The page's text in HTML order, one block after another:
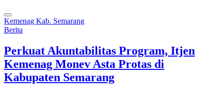
Kemenag Kab. Semarang
Berita
Perkuat Akuntabilitas Program, Itjen
Kemenag Monev Asta Protas di
Kabupaten Semarang